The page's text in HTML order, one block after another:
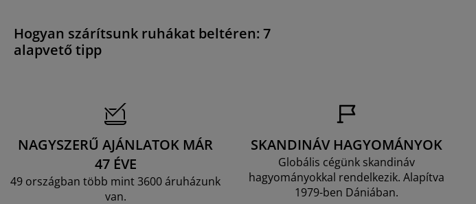
Hogyan szárítsunk ruhákat beltéren: 7
alapvető tipp
NAGYSZERŰ AJÁNLATOK MÁR
47 ÉVE
49 országban több mint 3600 áruházunk
van.
SKANDINÁV HAGYOMÁNYOK
Globális cégünk skandináv
hagyományokkal rendelkezik. Alapítva
1979-ben Dániában.